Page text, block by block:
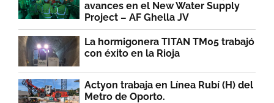
avances en el New Water Supply
Project – AF Ghella JV
La hormigonera TITAN TM05 trabajó
con éxito en la Rioja
Actyon trabaja en Línea Rubí (H) del
Metro de Oporto.